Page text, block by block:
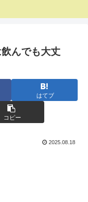
んでも大丈
はてブ
コピー
2025.08.18